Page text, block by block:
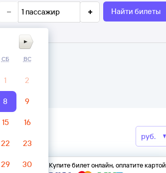
1 пассажир Найти билеты
Купите билет онлайн, оплатите картой
СБ ВС
1 2
8 9
15 16
22 23
29 30